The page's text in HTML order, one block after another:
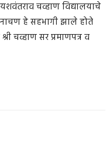
चव्हाण विद्यालयाचे
नाचण हे सहभागी झाले होते
चव्हाण सर प्रमाणपत्र व